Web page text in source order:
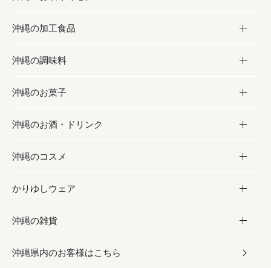
お取り寄せグルメ
フルーツ・野菜
お肉
海産物
沖縄の加工食品
加工食品
缶詰／パウチ
沖縄料理
沖縄そば／乾麺
レトルト食品
乾物／粉類
沖縄の調味料
調味料
砂糖／黒砂糖
塩
お酢／ドレッシング
しょうゆ
みそ
沖縄のお菓子
お菓子
黒糖
ちんすこう
伝統菓子
スナック
沖縄のお酒・ドリンク
お酒・ドリンク
泡盛
ビール・チューハイ
ワイン・ウィスキー・カクテル
沖縄のコスメ
コスメ
スキンケア
ボディケア
かりゆしウェア
かりゆしウェア
メンズ
沖縄の雑貨
雑貨
沖縄県内のお客様はこちら